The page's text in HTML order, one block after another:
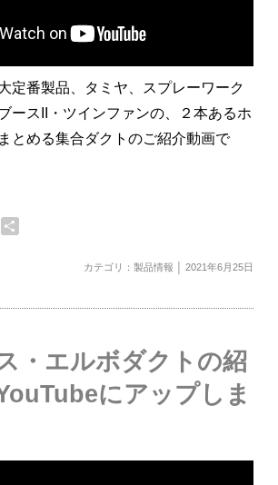
定番製品、タミヤ、スプレーワーク
ースII・ツインファンの、２本あるホ
とめる集合ダクトのご紹介動画で
Blogger
カテゴリ：製品情報 │ 2021年6月25日
・エルボダクトの紹
にアップしま